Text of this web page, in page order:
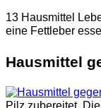
13 Hausmittel
eine Fettleber
Hausmittel